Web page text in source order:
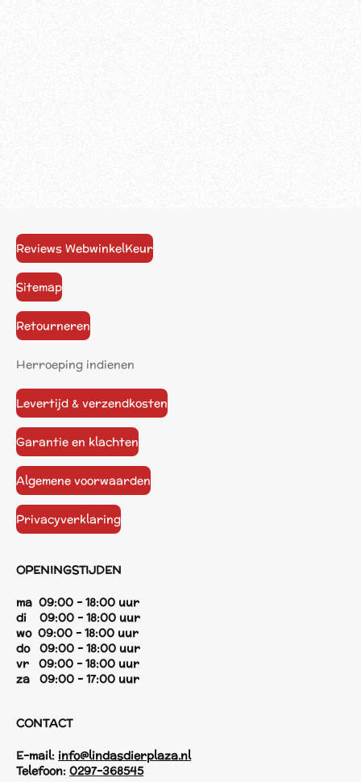
Reviews WebwinkelKeur
Sitemap
Retourneren
Herroeping indienen
Levertijd & verzendkosten
Garantie en klachten
Algemene voorwaarden
Privacyverklaring
OPENINGSTIJDEN
ma 09:00 - 18:00 uur
di 09:00 - 18:00 uur
wo 09:00 - 18:00 uur
do 09:00 - 18:00 uur
vr 09:00 - 18:00 uur
za 09:00 - 17:00 uur
CONTACT
E-mail: info@lindasdierplaza.nl
Telefoon: 0297-368545